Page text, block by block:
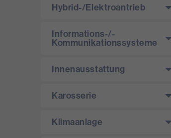
Hybrid-/­Elektroantrieb
Informations-/­
Kommunikationssysteme
Innenausstattung
Karosserie
Klimaanlage